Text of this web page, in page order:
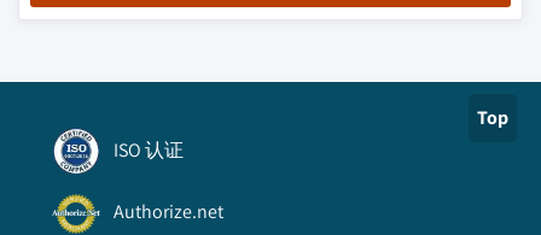
Top
ISO 认证
Authorize.net